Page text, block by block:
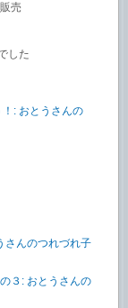
売
した
: おとうさんの
さんのつれづれ子
３: おとうさんの